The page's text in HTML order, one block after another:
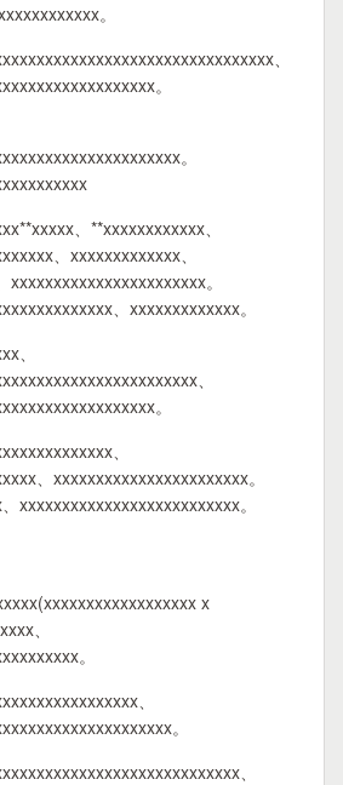
。
、
。
。
、**xxxxxxxxxxxx、
、xxxxxxxxxxxxx、
。
、xxxxxxxxxxxxx。
、
、
。
、
、xxxxxxxxxxxxxxxxxxxxxxx。
xxxxxxxxxxxxxxxxxxxxxxxxxx。
x
、
。
、
。
、